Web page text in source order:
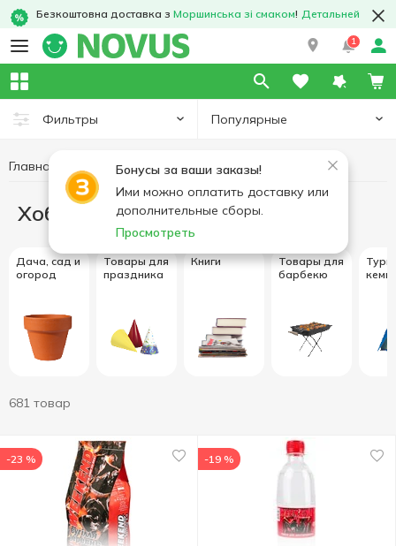
Безкоштовна доставка з Моршинська зі смаком! Детальней
1
Фильтры Популярные
Бонусы за ваши заказы!
Ими можно оплатить доставку или
дополнительные сборы.
Просмотреть
Главная Хобби и отдых
Хобби и отдых
Дача, сад и
огород
Товары для
праздника
Книги
Товары для
барбекю
681 товар
-23 % -19 %